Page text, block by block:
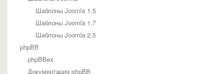
Шаблоны Joomla 1.5
Шаблоны Joomla 1.7
Шаблоны Joomla 2.5
phpBB
phpBBex
Документация phpBB